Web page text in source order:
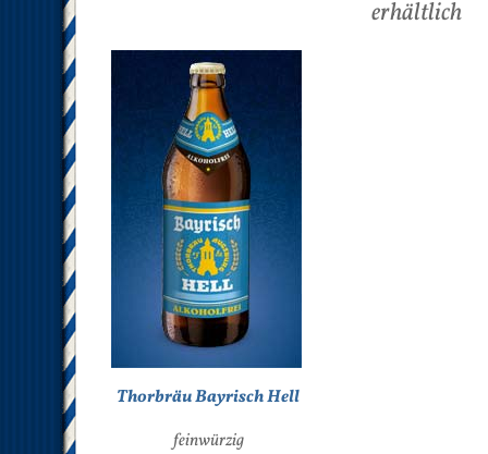
erhältlich
Thorbräu Bayrisch Hell
feinwürzig